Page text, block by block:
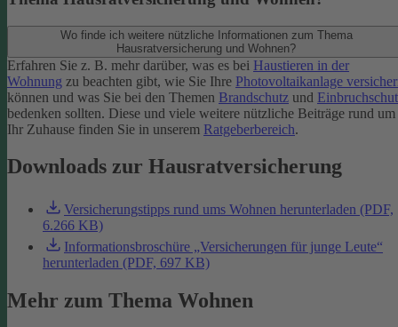
Wo finde ich weitere nützliche Informationen zum Thema
Hausratversicherung und Wohnen?
Erfahren Sie z. B. mehr darüber, was es bei Haustieren in der
Wohnung zu beachten gibt, wie Sie Ihre Photovoltaikanlage
können und was Sie bei den Themen Brandschutz und
bedenken sollten. Diese und viele weitere nützliche Beiträge rund um
Ihr Zuhause finden Sie in unserem Ratgeberbereich.
Downloads zur Hausratversicherung
Versicherungstipps rund ums Wohnen herunterladen (PDF,
6.266 KB)
Informationsbroschüre „Versicherungen für junge Leute“
herunterladen (PDF, 697 KB)
Mehr zum Thema Wohnen